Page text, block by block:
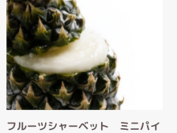
フルーツシャーベット ミニパイ